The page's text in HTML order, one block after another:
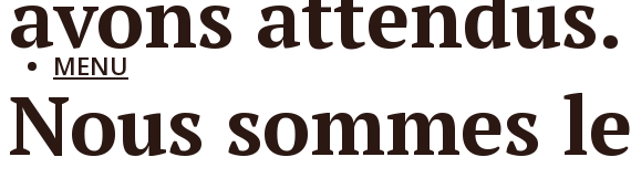
MENU
Nous sommes le